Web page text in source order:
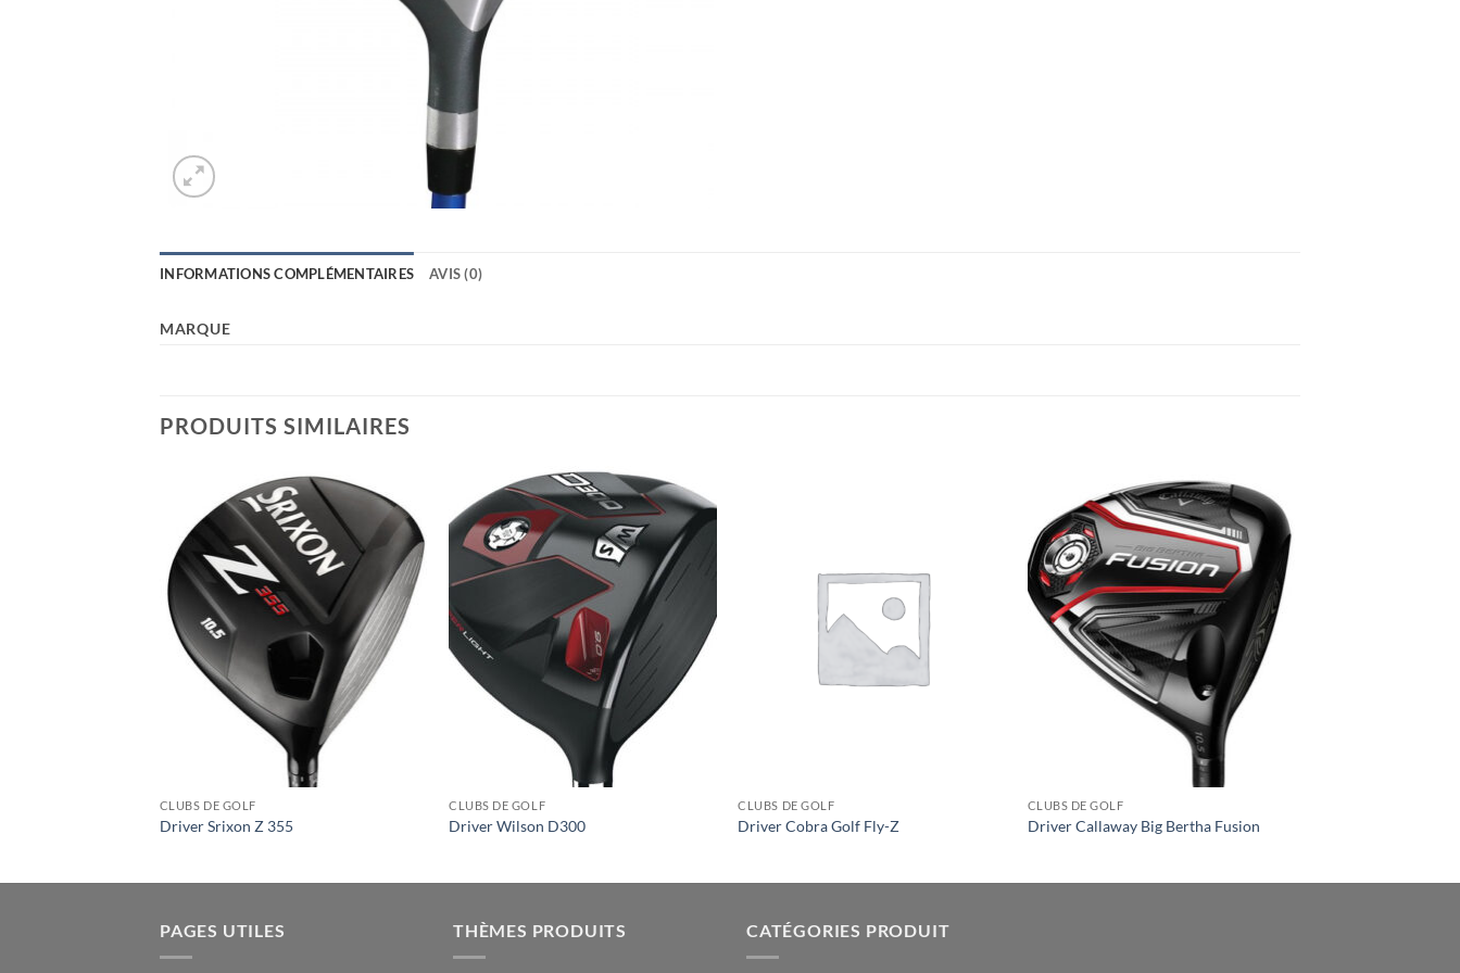
INFORMATIONS COMPLÉMENTAIRES AVIS (0)
MARQUE
PRODUITS SIMILAIRES
CLUBS DE GOLF
Driver Srixon Z 355
CLUBS DE GOLF
Driver Wilson D300
CLUBS DE GOLF
Driver Cobra Golf Fly-Z
CLUBS DE GOLF
Driver Callaway Big Bertha Fusion
PAGES UTILES THÈMES PRODUITS CATÉGORIES PRODUIT